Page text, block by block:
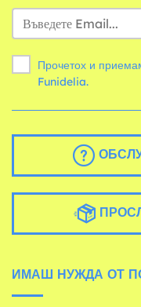
Прочетох и
Funidelia.
ИМАШ НУЖДА ОТ